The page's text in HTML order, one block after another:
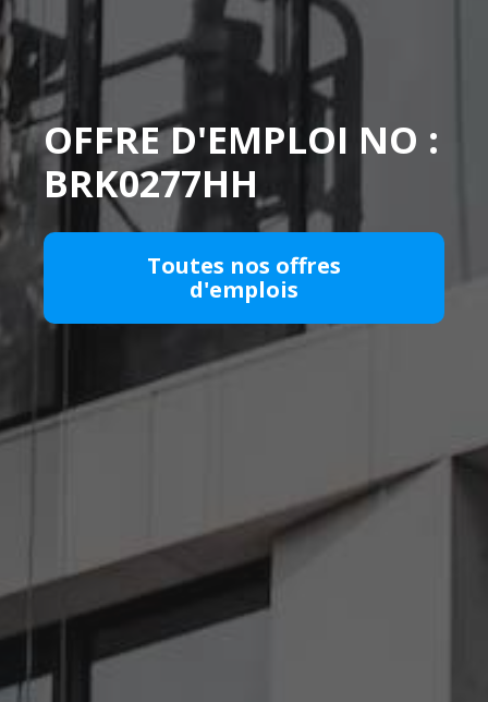
OFFRE D'EMPLOI NO :
BRK0277HH
Toutes nos offres
d'emplois